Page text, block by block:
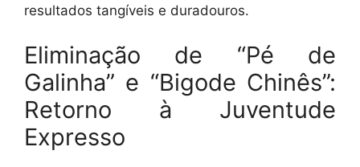
resultados tangíveis e duradouros.
Eliminação de “Pé de
Galinha” e “Bigode Chinês”:
Retorno à Juventude
Expresso